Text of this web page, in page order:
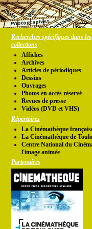
Recherches spécifiques dans les
collections
Affiches
Archives
Articles de périodiques
Dessins
Ouvrages
Photos en accés réservé
Revues de presse
Vidéos (DVD et VHS)
Répertoires
La Cinémathèque
La Cinémathèque de
Centre National du
l'image animée
Partenaires